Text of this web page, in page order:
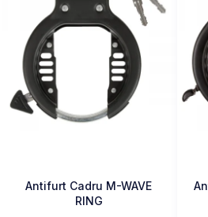
Antifurt Cadru M-WAVE
RING